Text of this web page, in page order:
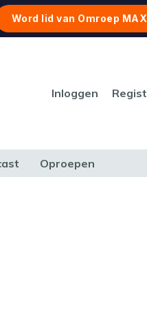
Word lid van Omroep MAX
Inloggen
Oproepen